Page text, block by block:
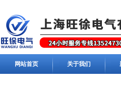
网站首页 关于我们